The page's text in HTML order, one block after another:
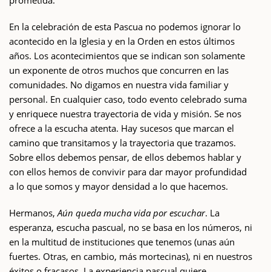
En la celebración de esta Pascua no podemos ignorar lo
acontecido en la Iglesia y en la Orden en estos últimos
años. Los acontecimientos que se indican son solamente
un exponente de otros muchos que concurren en las
comunidades. No digamos en nuestra vida familiar y
personal. En cualquier caso, todo evento celebrado suma
y enriquece nuestra trayectoria de vida y misión. Se nos
ofrece a la escucha atenta. Hay sucesos que marcan el
camino que transitamos y la trayectoria que trazamos.
Sobre ellos debemos pensar, de ellos debemos hablar y
con ellos hemos de convivir para dar mayor profundidad
a lo que somos y mayor densidad a lo que hacemos.
Hermanos,Aún queda mucha vida por escuchar. La
esperanza, escucha pascual, no se basa en los números, ni
en la multitud de instituciones que tenemos (unas aún
fuertes. Otras, en cambio, más mortecinas), ni en nuestros